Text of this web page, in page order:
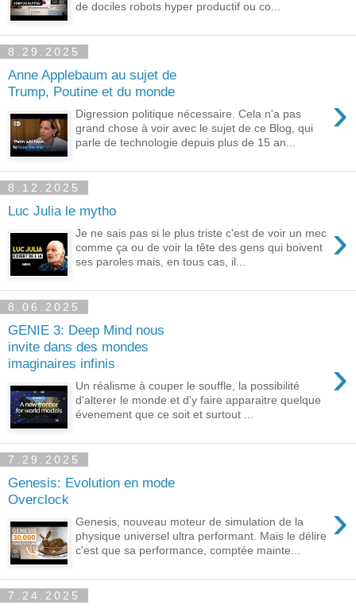
de dociles robots hyper productif ou co...
8.29.2025
Anne Applebaum au sujet de
Trump, Poutine et du monde
›
Digression politique nécessaire. Cela n'a pas
grand chose à voir avec le sujet de ce Blog, qui
parle de technologie depuis plus de 15 an...
8.12.2025
Luc Julia le mytho
›
Je ne sais pas si le plus triste c'est de voir un mec
comme ça ou de voir la tête des gens qui boivent
ses paroles mais, en tous cas, il...
8.06.2025
GENIE 3: Deep Mind nous
invite dans des mondes
imaginaires infinis
›
Un réalisme à couper le souffle, la possibilité
d'alterer le monde et d'y faire apparaitre quelque
évenement que ce soit et surtout ...
7.29.2025
Genesis: Evolution en mode
Overclock
›
Genesis, nouveau moteur de simulation de la
physique universel ultra performant. Mais le délire
c'est que sa performance, comptée mainte...
7.24.2025